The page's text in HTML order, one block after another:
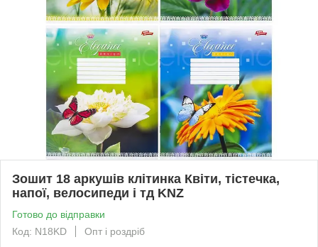
Зошит 18 аркушів клітинка Квіти, тістечка,
напої, велосипеди і тд KNZ
Готово до відправки
Код: N18KD
Опт і роздріб